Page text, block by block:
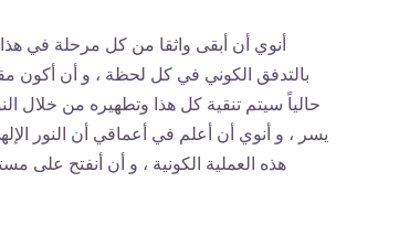
أنوي أن أبقى واثقا من كل مرحلة في
بالتدفق الكوني في كل لحظة ، و أن أكون
حالياً سيتم تنقية كل هذا وتطهيره من خلال
يسر ، و أنوي أن أعلم في أعماقي أن النور
هذه العملية الكونية ، و أن أنفتح على